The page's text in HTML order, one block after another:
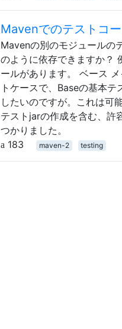
Mavenでのテストコ
Mavenの別のモジュールの
のように依存できますか？
ールがあります。 ベース
トケースで、Baseの基本テ
したいのですが。これは可
テストjarの作成を含む、許
つかりました。
183
maven-2 testing